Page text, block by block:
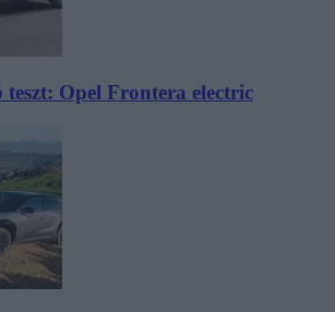
Opel Frontera electric